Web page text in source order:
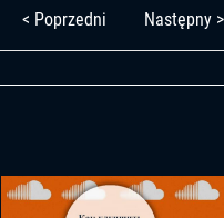
< Poprzedni Następny >